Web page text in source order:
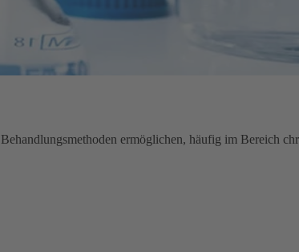
ermöglichen, häufig im Bereich